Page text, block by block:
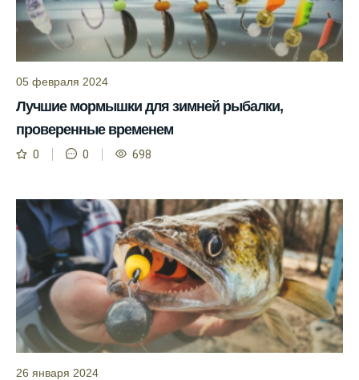
Узнайте, какие факторы влияют на
активность рыбы и как их учитывать в
прогнозе клева.
Прогноз клева учитывает изменения
температуры воды, что делает его более
точным.
Сегодня у меня был успешный клев, и это
Прогноз клева на сайте всегда актуален и
помогает мне выбирать лучшие дни для
рыбалки в Москве и области.
Я скачал приложение и теперь всегда
знаю, когда клюет рыба.
Рыболовный клуб для любителей активной
ловли предоставляет точные прогнозы
05 февраля 2024
Лучшие мормышки для зимней рыбалки,
проверенные временем
0 0 698
26 января 2024